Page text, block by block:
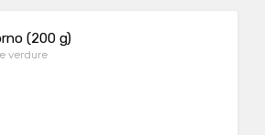
(200 g)
verdure